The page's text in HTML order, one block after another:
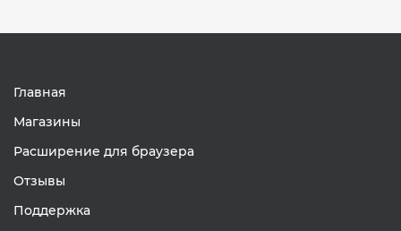
Главная
Магазины
Расширение для браузера
Отзывы
Поддержка